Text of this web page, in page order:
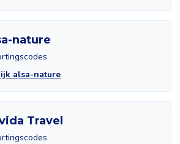
nature
alsa-nature
Travel